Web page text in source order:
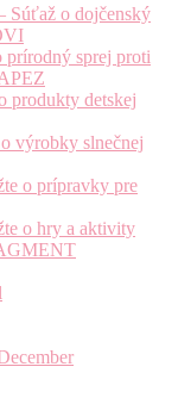
Súťaž o dojčenský
prírodný sprej proti
produkty detskej
výrobky slnečnej
o prípravky pre
o hry a aktivity